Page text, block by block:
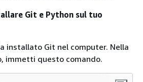
Git e Python sul tuo
installato Git nel computer. Nella
immetti questo comando.